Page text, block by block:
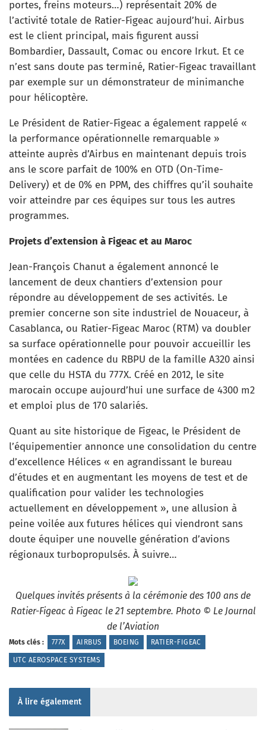
portes, freins moteurs…) représentait 20% de
l’activité totale de Ratier-Figeac aujourd’hui. Airbus
est le client principal, mais figurent aussi
Bombardier, Dassault, Comac ou encore Irkut. Et ce
n’est sans doute pas terminé, Ratier-Figeac travaillant
par exemple sur un démonstrateur de minimanche
pour hélicoptère.
Le Président de Ratier-Figeac a également rappelé «
la performance opérationnelle remarquable »
atteinte auprès d’Airbus en maintenant depuis trois
ans le score parfait de 100% en OTD (On-Time-
Delivery) et de 0% en PPM, des chiffres qu’il souhaite
voir atteindre par ces équipes sur tous les autres
programmes.
Projets d’extension à Figeac et au Maroc
Jean-François Chanut a également annoncé le
lancement de deux chantiers d’extension pour
répondre au développement de ses activités. Le
premier concerne son site industriel de Nouaceur, à
Casablanca, ou Ratier-Figeac Maroc (RTM) va doubler
sa surface opérationnelle pour pouvoir accueillir les
montées en cadence du RBPU de la famille A320 ainsi
que celle du HSTA du 777X. Créé en 2012, le site
marocain occupe aujourd’hui une surface de 4300 m2
et emploi plus de 170 salariés.
Quant au site historique de Figeac, le Président de
l’équipementier annonce une consolidation du centre
d’excellence Hélices « en agrandissant le bureau
d’études et en augmentant les moyens de test et de
qualification pour valider les technologies
actuellement en développement », une allusion à
peine voilée aux futures hélices qui viendront sans
doute équiper une nouvelle génération d’avions
régionaux turbopropulsés. À suivre…
Quelques invités présents à la cérémonie des 100 ans de
Ratier-Figeac à Figeac le 21 septembre. Photo © Le Journal
de l’Aviation
Mots clés : 777X AIRBUS BOEING RATIER-FIGEAC
UTC AEROSPACE SYSTEMS
À lire également